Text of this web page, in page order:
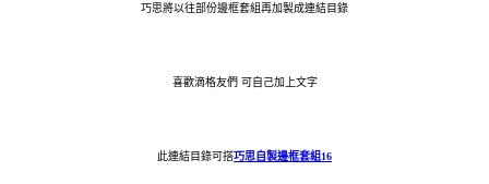
巧思將以往部份邊框套組再加製成連結目錄
喜歡滴格友們 可自己加上文字
此連結目錄可搭巧思自製邊框套組16